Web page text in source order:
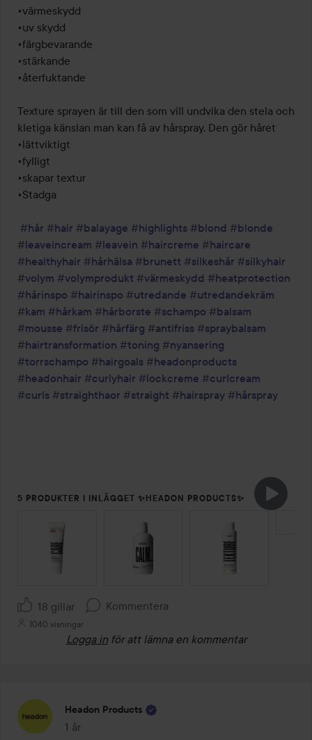
•värmeskydd
•uv skydd
•färgbevarande
•stärkande
•återfuktande
Texture sprayen är till den som vill undvika den stela och
kletiga känslan man kan få av hårspray. Den gör håret
•lättviktigt
•fylligt
•skapar textur
•Stadga
#hår #hair #balayage #highlights #blond #blonde
#leaveincream #leavein #haircreme #haircare
#healthyhair #hårhälsa #brunett #silkeshår #silkyhair
#volym #volymprodukt #värmeskydd #heatprotection
#hårinspo #hairinspo #utredande #utredandekräm
#kam #hårkam #hårborste #schampo #balsam
#mousse #frisör #hårfärg #antifriss #spraybalsam
#hairtransformation #toning #nyansering
#torrschampo #hairgoals #headonproducts
#headonhair #curlyhair #lockcreme #curlcream
#curls #straighthaor #straight #hairspray #hårspray
5 PRODUKTER I INLÄGGET ✨HEADON PRODUCTS✨
HOPPA ÖVER SEKTIONEN
18 gillar Kommentera
1040 visningar
Logga in för att lämna en kommentar
Headon Products
1 år
Inlägget skapades 1 år